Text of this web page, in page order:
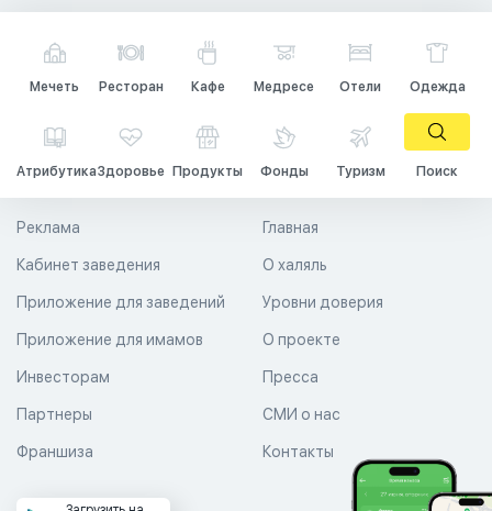
Мечеть Ресторан Кафе Медресе Отели Одежда
АтрибутикаЗдоровье Продукты Фонды Туризм Поиск
Главная
О халяль
Уровни доверия
Реклама
Кабинет заведения
Приложение для заведений
Приложение для имамов О проекте
Пресса
СМИ о нас
Контакты
Инвесторам
Партнеры
Франшиза